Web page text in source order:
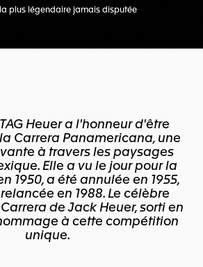
plus légendaire jamais disputée
Heuer a l'honneur d'être
Carrera Panamericana, une
à travers les paysages
Elle a vu le jour pour la
1950, a été annulée en 1955,
en 1988. Le célèbre
de Jack Heuer, sorti en
à cette compétition
unique.